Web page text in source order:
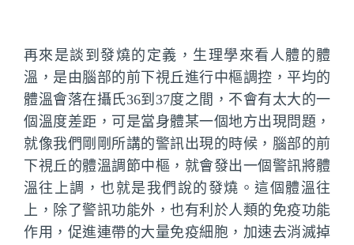
再來是談到發燒的定義，生理學來看人體的體
溫，是由腦部的前下視丘進行中樞調控，平均的
體溫會落在攝氏36到37度之間，不會有太大的一
個溫度差距，可是當身體某一個地方出現問題，
就像我們剛剛所講的警訊出現的時候，腦部的前
下視丘的體溫調節中樞，就會發出一個警訊將體
溫往上調，也就是我們說的發燒。這個體溫往
上，除了警訊功能外，也有利於人類的免疫功能
作用，促進連帶的大量免疫細胞，加速去消滅掉